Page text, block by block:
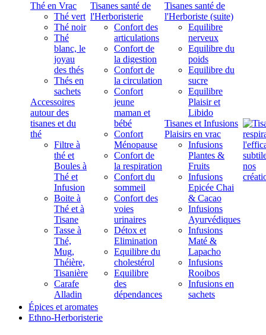
Thé en Vrac
Thé vert
Thé noir
Thé
blanc, le
joyau
des thés
Thés en
sachets
Accessoires
autour des
tisanes et du
thé
Filtre à
thé et
Boules à
Thé et
Infusion
Boite à
Thé et à
Tisane
Tasse à
Thé,
Mug,
Théière,
Tisanière
Carafe
Alladin
Tisanes santé de
l'Herboristerie
Confort des
articulations
Confort de
la digestion
Confort de
la circulation
Confort
jeune
maman et
bébé
Confort
Ménopause
Confort de
la respiration
Confort du
sommeil
Confort des
voies
urinaires
Détox et
Elimination
Equilibre du
cholestérol
Equilibre
des
dépendances
Tisanes santé de
l'Herboriste (suite)
Equilibre
nerveux
Equilibre du
poids
Equilibre du
sucre
Equilibre
Plaisir et
Libido
Tisanes et Infusions
Plaisirs en vrac
Infusions
Plantes &
Fruits
Infusions
Epicée Chai
& Cacao
Infusions
Ayurvédiques
Infusions
Maté &
Lapacho
Infusions
Rooibos
Infusions en
sachets
Épices et aromates
Ethno-Herboristerie